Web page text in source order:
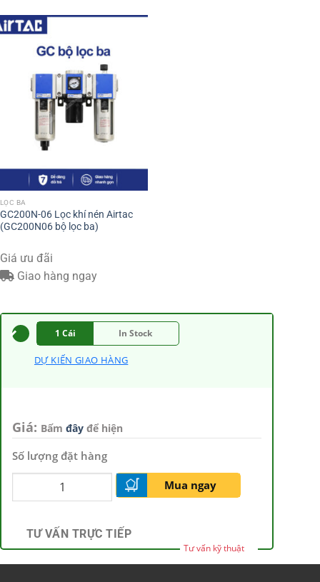
LỌC BA
GC200N-06 Lọc khí nén Airtac
(GC200N06 bộ lọc ba)
Giá ưu đãi
Giao hàng ngay
1 Cái In Stock
DỰ KIẾN GIAO HÀNG
Giá: Bấm đây để hiện
Số lượng đặt hàng
Mua ngay
TƯ VẤN TRỰC TIẾP
Tư vấn kỹ thuật